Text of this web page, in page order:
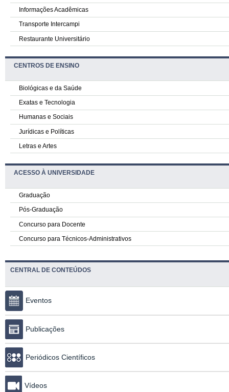
Informações Acadêmicas
Transporte Intercampi
Restaurante Universitário
CENTROS DE ENSINO
Biológicas e da Saúde
Exatas e Tecnologia
Humanas e Sociais
Jurídicas e Políticas
Letras e Artes
ACESSO À UNIVERSIDADE
Graduação
Pós-Graduação
Concurso para Docente
Concurso para Técnicos-Administrativos
CENTRAL DE CONTEÚDOS
Eventos
Publicações
Periódicos Científicos
Vídeos